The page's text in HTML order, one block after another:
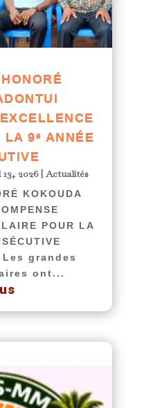
9ᵉ ANNÉE
13, 2026|Actualités
KOKOUDA
POUR LA
grandes
ont...